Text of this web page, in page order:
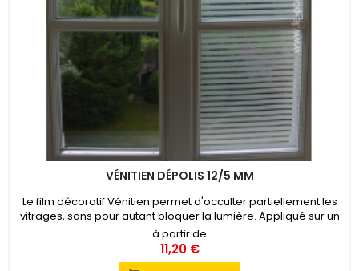
VÉNITIEN DÉPOLIS 12/5 MM
Le film décoratif Vénitien permet d'occulter partiellement les
vitrages, sans pour autant bloquer la lumière. Appliqué sur un
vitrage, ce film offrant une élégante alternance de bandes
dépolies de 12 mm et de bandes transparentes de 5 mm
recrée un espace d'intimité tout en laissant passer la lumière
à partir de
11,20 €